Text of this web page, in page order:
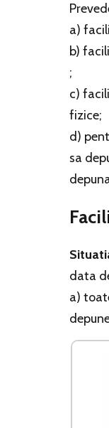
a)
b)
;
c)
fizice;
d)
sa
data
a)